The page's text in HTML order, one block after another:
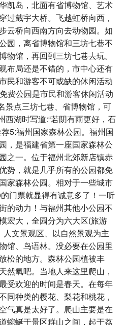
凯岛，北面有省博物馆、艺术
过戴宇大桥。飞越虹桥向西，
云桥向西南方向去动物园。如
园，离省博物馆和三坊七巷不
物馆，再回到三坊七巷去玩。
布局还是不错的，市中心还有
民和游客不可或缺的休闲活动
费公园是市民和游客休闲活动
景点三坊七巷、省博物馆，可
西湖时写道:“若阴有雨更好，石
5:福州国家森林公园。福州国
，是福建省第一座国家森林公
之一。位于福州北郊新店镇赤
势，就是几乎所有的公园都免
家森林公园。相对于一些城市
门票就显得有诚意多了！一听
的动力！与福州其他小公园不
宏大，全园分为六大区(旅游
文景观区、以自然景观为主
馆、鸟语林。没必要在公园里
松的地方。森林公园植被丰
然氧吧。当地人来这里爬山，
受欢迎的时间是春天。在每年
同种类的樱花、梨花和桃花，
气真是太好了。爬山主要是在
蜿蜒于景区群山之间，起于荔